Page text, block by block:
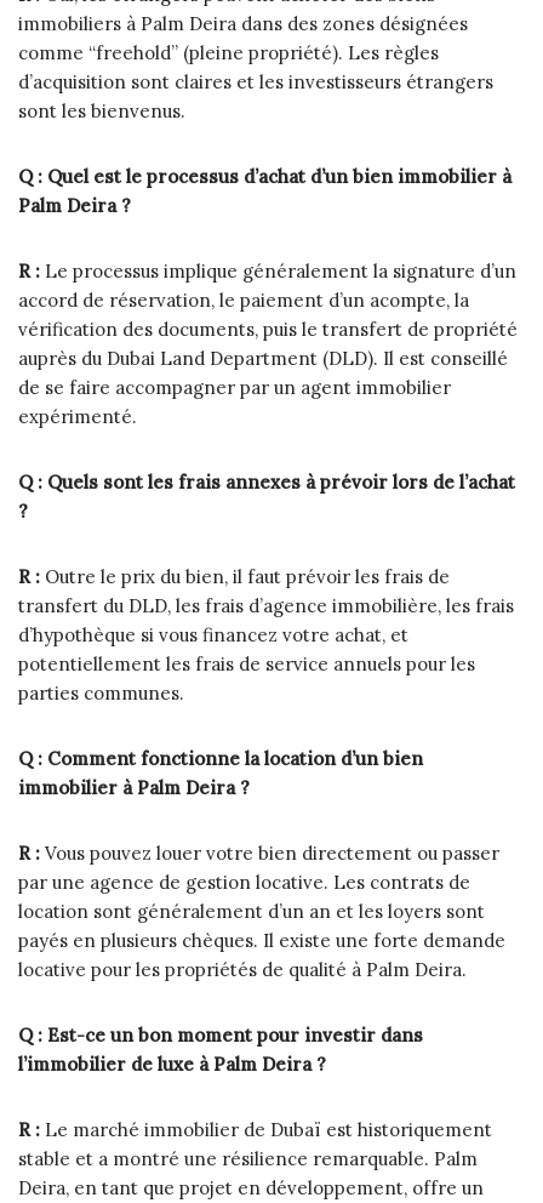
immobiliers à Palm Deira dans des zones désignées
comme “freehold” (pleine propriété). Les règles
d’acquisition sont claires et les investisseurs étrangers
sont les bienvenus.
Q : Quel est le processus d’achat d’un bien immobilier à
Palm Deira ?
R : Le processus implique généralement la signature d’un
accord de réservation, le paiement d’un acompte, la
vérification des documents, puis le transfert de propriété
auprès du Dubai Land Department (DLD). Il est conseillé
de se faire accompagner par un agent immobilier
expérimenté.
Q : Quels sont les frais annexes à prévoir lors de l’achat
?
R : Outre le prix du bien, il faut prévoir les frais de
transfert du DLD, les frais d’agence immobilière, les frais
d’hypothèque si vous financez votre achat, et
potentiellement les frais de service annuels pour les
parties communes.
Q : Comment fonctionne la location d’un bien
immobilier à Palm Deira ?
R : Vous pouvez louer votre bien directement ou passer
par une agence de gestion locative. Les contrats de
location sont généralement d’un an et les loyers sont
payés en plusieurs chèques. Il existe une forte demande
locative pour les propriétés de qualité à Palm Deira.
Q : Est-ce un bon moment pour investir dans
l’immobilier de luxe à Palm Deira ?
R : Le marché immobilier de Dubaï est historiquement
stable et a montré une résilience remarquable. Palm
Deira, en tant que projet en développement, offre un